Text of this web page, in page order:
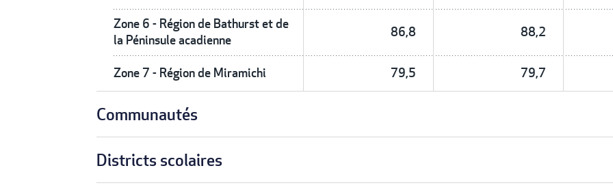
Zone 6 - Région de Bathurst et de
la Péninsule acadienne
86,8 88,2
Zone 7 - Région de Miramichi 79,5 79,7
Communautés
Districts scolaires